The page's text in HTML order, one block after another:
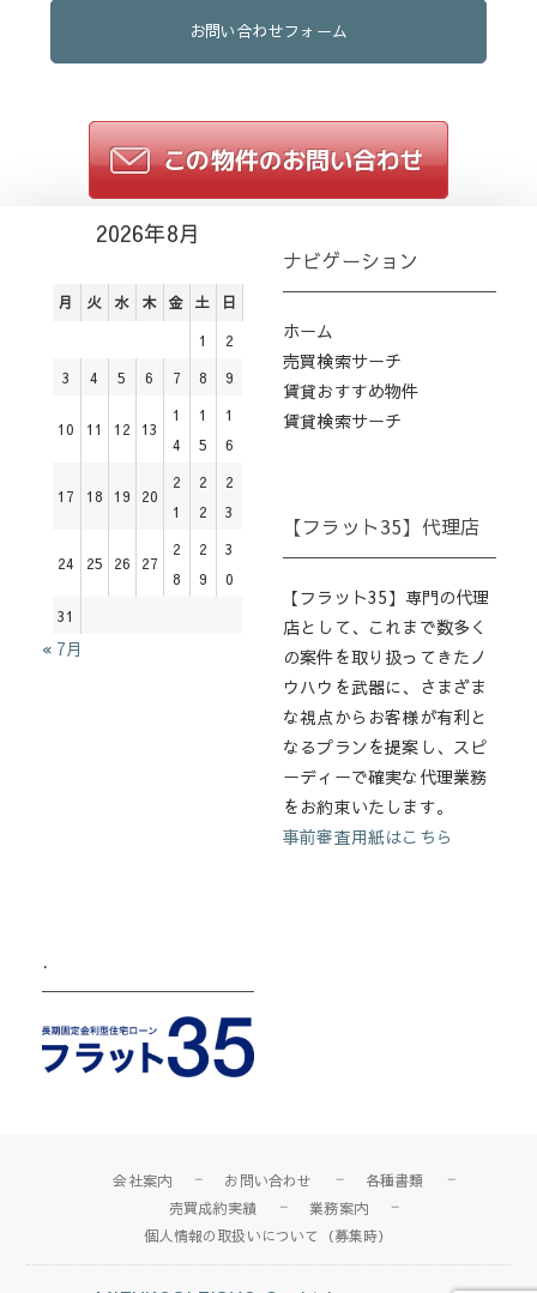
お問い合わせフォーム
2026年8月
月 火 水 木 金 土 日
1
2
3
4 5 6 7 8 9
10 11 12 13
1
4
1
5
1
6
17 18 19 20
2
1
2
2
2
3
24 25 26 27
2
8
2
9
3
0
31
« 7月
ナビゲーション
ホーム
売買検索サーチ
賃貸おすすめ物件
賃貸検索サーチ
【フラット35】代理店
【フラット35】専門の代理
店として、これまで数多く
の案件を取り扱ってきたノ
ウハウを武器に、さまざま
な視点からお客様が有利と
なるプランを提案し、スピ
ーディーで確実な代理業務
をお約束いたします。
事前審査用紙はこちら
.
会社案内 お問い合わせ
各種書類
売買成約実績
業務案内
個人情報の取扱いについて（募集時）